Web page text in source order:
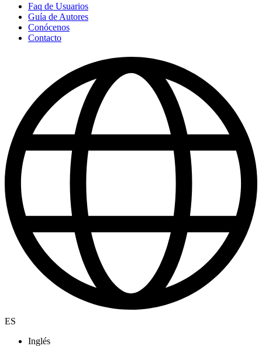
Faq de Usuarios
Guía de Autores
Conócenos
Contacto
ES
Inglés